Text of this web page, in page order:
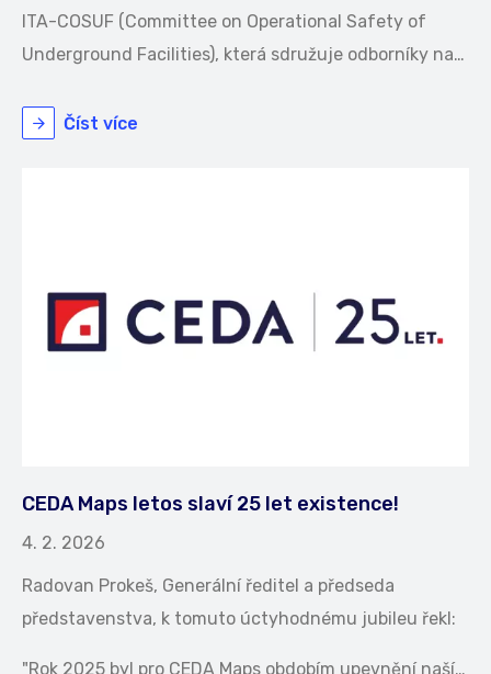
ITA-COSUF (Committee on Operational Safety of
Underground Facilities), která sdružuje odborníky na…
Číst více
CEDA Maps letos slaví 25 let existence!
4. 2. 2026
Radovan Prokeš, Generální ředitel a předseda
představenstva, k tomuto úctyhodnému jubileu řekl:
"Rok 2025 byl pro CEDA Maps obdobím upevnění naší…